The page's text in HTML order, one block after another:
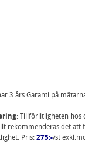
3 års Garanti på
: Tillförlitligheten hos
rekommenderas det att
Pris: 275:-/st